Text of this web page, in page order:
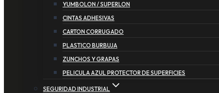
YUMBOLON / SUPERLON
CINTAS ADHESIVAS
CARTON CORRUGADO
PLASTICO BURBUJA
ZUNCHOS Y GRAPAS
PELICULA AZUL PROTECTOR DE SUPERFICIES
SEGURIDAD INDUSTRIAL